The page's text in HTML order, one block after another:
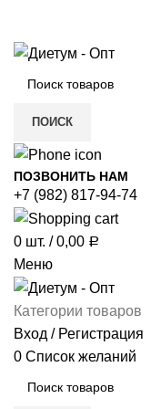
ПОИСК
ПОЗВОНИТЬ НАМ
+7 (982) 817-94-74
0 шт. / 0,00 Р
Меню
Категории товаров
Вход / Регистрация
0 Список желаний